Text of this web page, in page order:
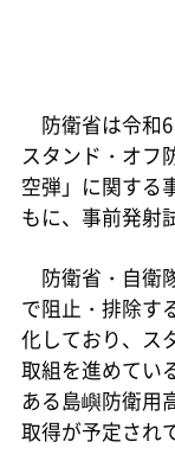
防衛省は令和6
スタンド・オフ
空弾」に関する
もに、事前発射
防衛省・自衛
で阻止・排除す
化しており、ス
取組を進めてい
ある島嶼防衛用
取得が予定され